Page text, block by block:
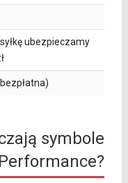
ubezpieczamy
symbole